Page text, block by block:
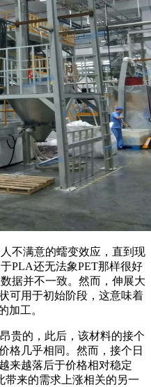
不满意的蠕变效应，直到现
PLA还无法象PET那样很好
据并不一致。然而，伸展大
可用于初始阶段，这意味着
加工。
贵的，此后，该材料的接个
格几乎相同。然而，接个日
来越落后于价格相对稳定
带来的需求上涨相关的另一